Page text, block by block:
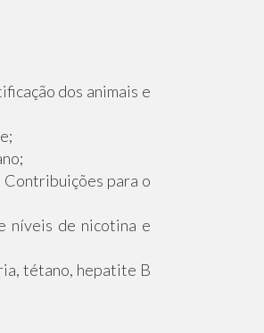
dos animais e
Contribuições para o
níveis de nicotina e
tétano, hepatite B